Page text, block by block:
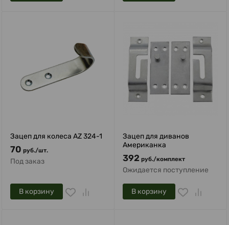
Зацеп для колеса AZ 324-1
70 руб./шт.
Под заказ
В корзину
Зацеп для диванов
Американка
392 руб./комплект
Ожидается поступление
В корзину